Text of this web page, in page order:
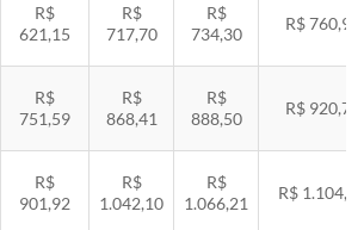
R$
621,15
R$
717,70
R$
734,30
R$ 760,92
R$
751,59
R$
868,41
R$
888,50
R$ 920,71
R$
901,92
R$
1.042,10
R$
1.066,21
R$